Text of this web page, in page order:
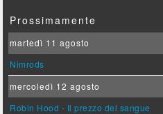
Prossimamente
martedì 11 agosto
Nimrods
mercoledì 12 agosto
Robin Hood - Il prezzo del sangue